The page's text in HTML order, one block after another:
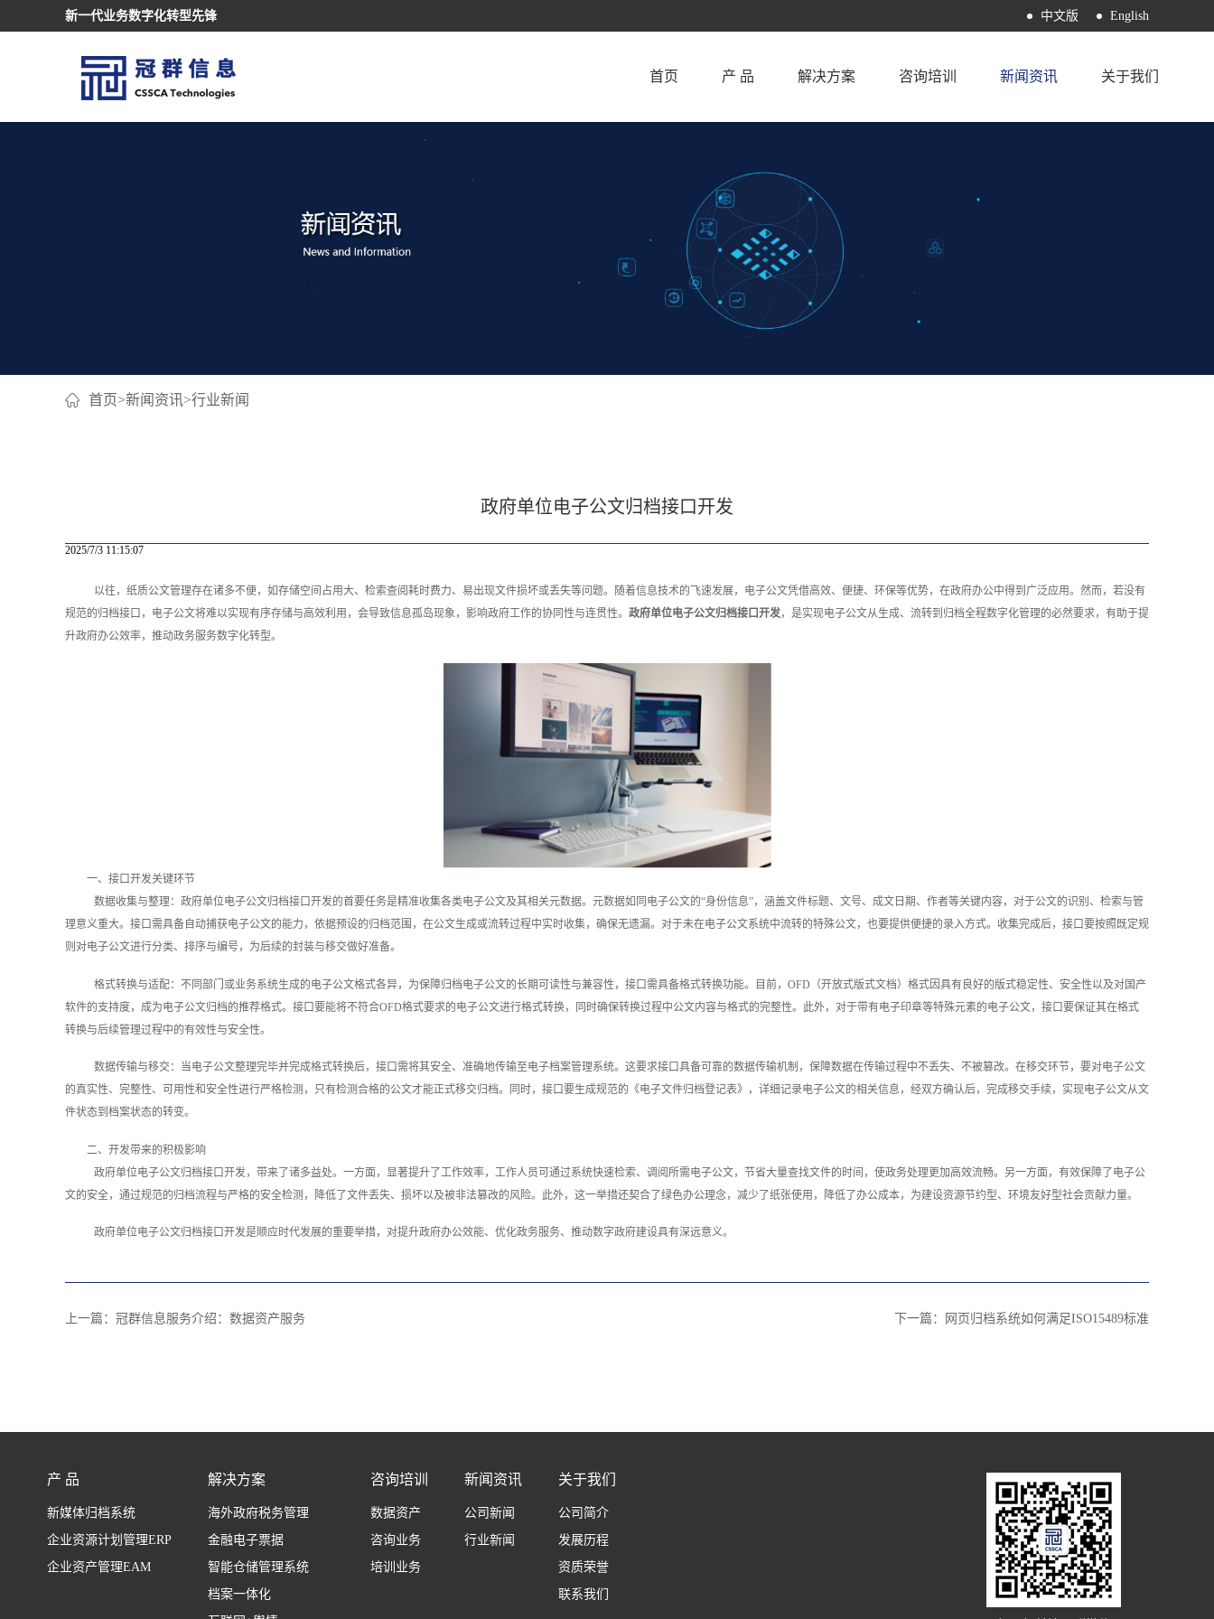
新一代业务数字化转型先锋 中文版 English
首页 产 品 解决方案 咨询培训 新闻资讯 关于我们
首页>新闻资讯>行业新闻
政府单位电子公文归档接口开发
2025/7/3 11:15:07
以往，纸质公文管理存在诸多不便，如存储空间占用大、检索查阅耗时费力、易出现文件损坏或丢失等问题。随着信息技术的飞速发展，电子公文凭借高效、便捷、环保等优势，在政府办公中得到广泛应用。然而，若没有
规范的归档接口，电子公文将难以实现有序存储与高效利用，会导致信息孤岛现象，影响政府工作的协同性与连贯性。 政府单位电子公文归档接口开发，是实现电子公文从生成、流转到归档全程数字化管理的必然要求，有助于提
升政府办公效率，推动政务服务数字化转型。
一、接口开发关键环节
数据收集与整理：政府单位电子公文归档接口开发的首要任务是精准收集各类电子公文及其相关元数据。元数据如同电子公文的“身份信息”，涵盖文件标题、文号、成文日期、作者等关键内容，对于公文的识别、检索与管
理意义重大。接口需具备自动捕获电子公文的能力，依据预设的归档范围，在公文生成或流转过程中实时收集，确保无遗漏。对于未在电子公文系统中流转的特殊公文，也要提供便捷的录入方式。收集完成后，接口要按照既定规
则对电子公文进行分类、排序与编号，为后续的封装与移交做好准备。
格式转换与适配：不同部门或业务系统生成的电子公文格式各异，为保障归档电子公文的长期可读性与兼容性，接口需具备格式转换功能。目前，OFD（开放式版式文档）格式因具有良好的版式稳定性、安全性以及对国产
软件的支持度，成为电子公文归档的推荐格式。接口要能将不符合OFD格式要求的电子公文进行格式转换，同时确保转换过程中公文内容与格式的完整性。此外，对于带有电子印章等特殊元素的电子公文，接口要保证其在格式
转换与后续管理过程中的有效性与安全性。
数据传输与移交：当电子公文整理完毕并完成格式转换后，接口需将其安全、准确地传输至电子档案管理系统。这要求接口具备可靠的数据传输机制，保障数据在传输过程中不丢失、不被篡改。在移交环节，要对电子公文
的真实性、完整性、可用性和安全性进行严格检测，只有检测合格的公文才能正式移交归档。同时，接口要生成规范的《电子文件归档登记表》，详细记录电子公文的相关信息，经双方确认后，完成移交手续，实现电子公文从文
件状态到档案状态的转变。
二、开发带来的积极影响
政府单位电子公文归档接口开发，带来了诸多益处。一方面，显著提升了工作效率，工作人员可通过系统快速检索、调阅所需电子公文，节省大量查找文件的时间，使政务处理更加高效流畅。另一方面，有效保障了电子公
文的安全，通过规范的归档流程与严格的安全检测，降低了文件丢失、损坏以及被非法篡改的风险。此外，这一举措还契合了绿色办公理念，减少了纸张使用，降低了办公成本，为建设资源节约型、环境友好型社会贡献力量。
政府单位电子公文归档接口开发是顺应时代发展的重要举措，对提升政府办公效能、优化政务服务、推动数字政府建设具有深远意义。
上一篇： 冠群信息服务介绍：数据资产服务 下一篇： 网页归档系统如何满足ISO15489标准
产 品
新媒体归档系统
企业资源计划管理ERP
企业资产管理EAM
解决方案
海外政府税务管理
金融电子票据
智能仓储管理系统
档案一体化
咨询培训
数据资产
咨询业务
培训业务
新闻资讯
公司新闻
行业新闻
关于我们
公司简介
发展历程
资质荣誉
联系我们